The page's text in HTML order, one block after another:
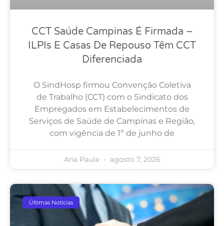
CCT Saúde Campinas É Firmada –
ILPIs E Casas De Repouso Têm CCT
Diferenciada
O SindHosp firmou Convenção Coletiva
de Trabalho (CCT) com o Sindicato dos
Empregados em Estabelecimentos de
Serviços de Saúde de Campinas e Região,
com vigência de 1º de junho de
Ana Paula agosto 7, 2026
Últimas Notícias